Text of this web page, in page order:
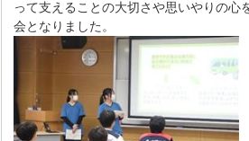
って支えることの大切さや思いやりの心
会となりました。